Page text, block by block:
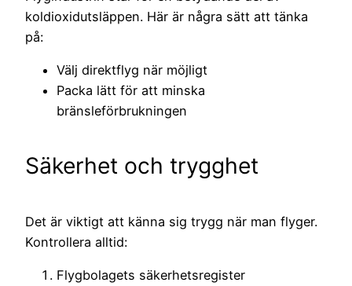
koldioxidutsläppen. Här är några sätt att tänka
på:
Välj direktflyg när möjligt
Packa lätt för att minska
bränsleförbrukningen
Säkerhet och trygghet
Det är viktigt att känna sig trygg när man flyger.
Kontrollera alltid:
Flygbolagets säkerhetsregister